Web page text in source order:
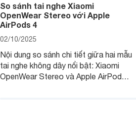
So sánh tai nghe Xiaomi
OpenWear Stereo với Apple
AirPods 4
02/10/2025
Nội dung so sánh chi tiết giữa hai mẫu
tai nghe không dây nổi bật: Xiaomi
OpenWear Stereo và Apple AirPods 4